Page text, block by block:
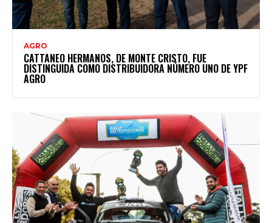
AGRO
CATTANEO HERMANOS, DE MONTE CRISTO, FUE
DISTINGUIDA COMO DISTRIBUIDORA NÚMERO UNO DE YPF
AGRO